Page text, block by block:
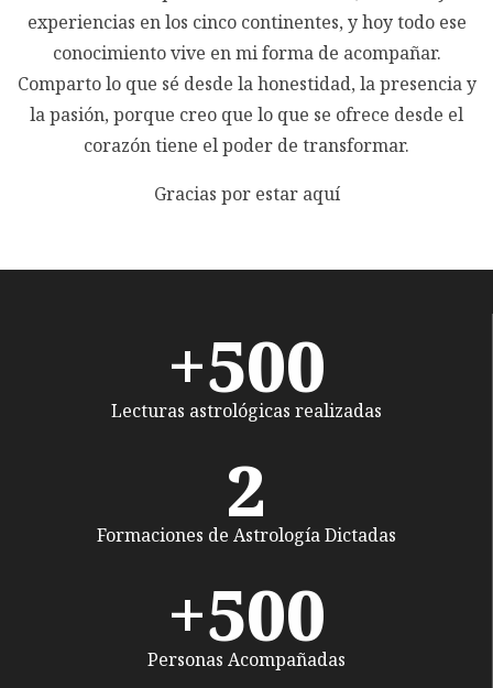
experiencias en los cinco continentes, y hoy todo ese
conocimiento vive en mi forma de acompañar.
Comparto lo que sé desde la honestidad, la presencia y
la pasión, porque creo que lo que se ofrece desde el
corazón tiene el poder de transformar.
Gracias por estar aquí
Lecturas astrológicas realizadas
+500
Formaciones de Astrología Dictadas
2
Personas Acompañadas
+500